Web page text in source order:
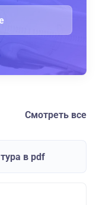
Смотреть все
в pdf